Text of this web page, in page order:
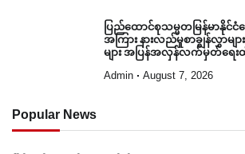
ပြည်ထောင်စုသမ္မတမြန်မာနိုင်
အကြား နားလည်မှုစာချွန်လွှာမျ
များ အပြန်အလှန်လက်မှတ်ရေ
Admin August 7, 2026
Popular News